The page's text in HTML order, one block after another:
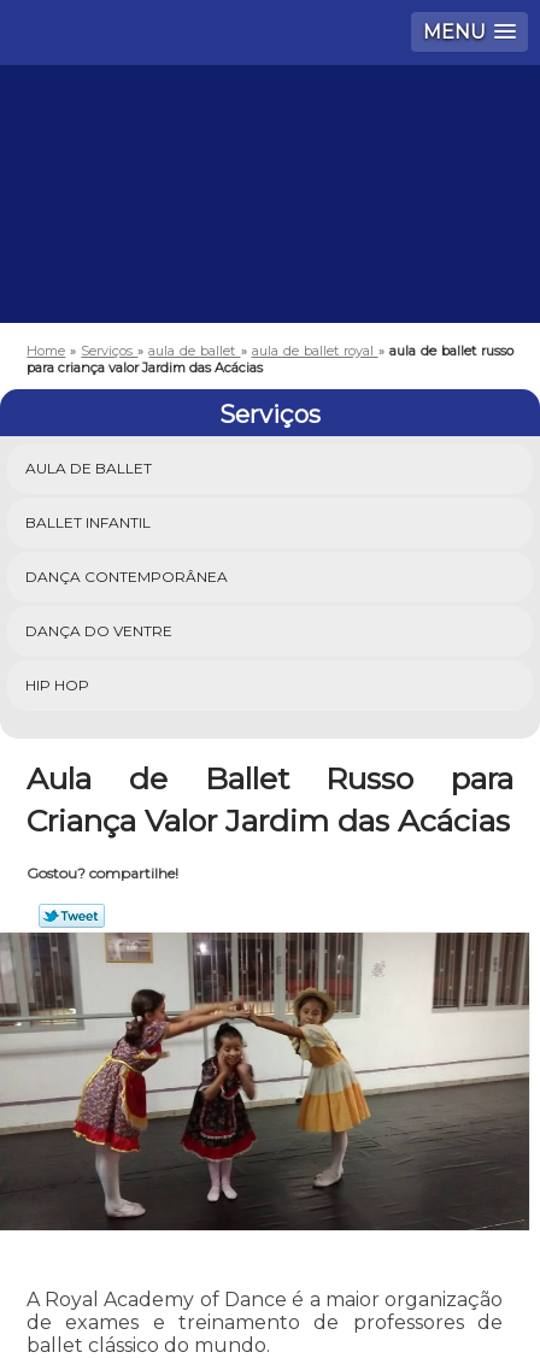
MENU
Home » Serviços»aula de ballet » aula de ballet royal » aula de ballet russo
para criança valor Jardim das Acácias
Serviços
AULA DE BALLET
BALLET INFANTIL
DANÇA CONTEMPORÂNEA
DANÇA DO VENTRE
HIP HOP
Aula de Ballet Russo para
Criança Valor Jardim das Acácias
Gostou? compartilhe!
A Royal Academy of Dance é a maior organização
de exames e treinamento de professores de
ballet clássico do mundo.